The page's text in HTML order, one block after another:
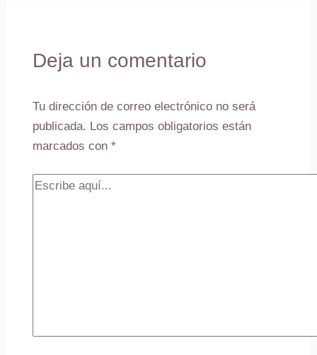
Deja un comentario
Tu dirección de correo electrónico no será
publicada. Los campos obligatorios están
marcados con *
Escribe